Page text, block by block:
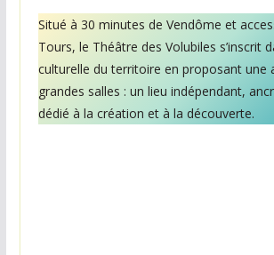
u
e
e
m
Situé à 30 minutes de Vendôme et
Tours, le Théâtre des Volubiles s’inscrit
culturelle du territoire en proposant une
grandes salles : un lieu indépendant,
dédié à la création et à la découverte.